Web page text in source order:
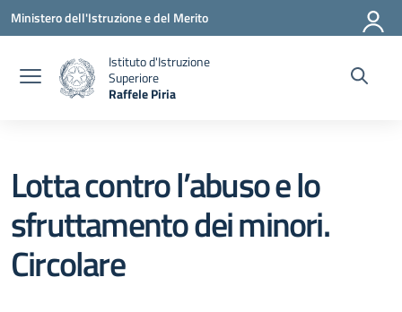
Vai ai contenuti
Vai al menu di navigazione
Vai al footer
Ministero dell'Istruzione e del Merito
Istituto d'Istruzione
Superiore
Raffele Piria
Lotta contro l’abuso e lo
sfruttamento dei minori.
Circolare